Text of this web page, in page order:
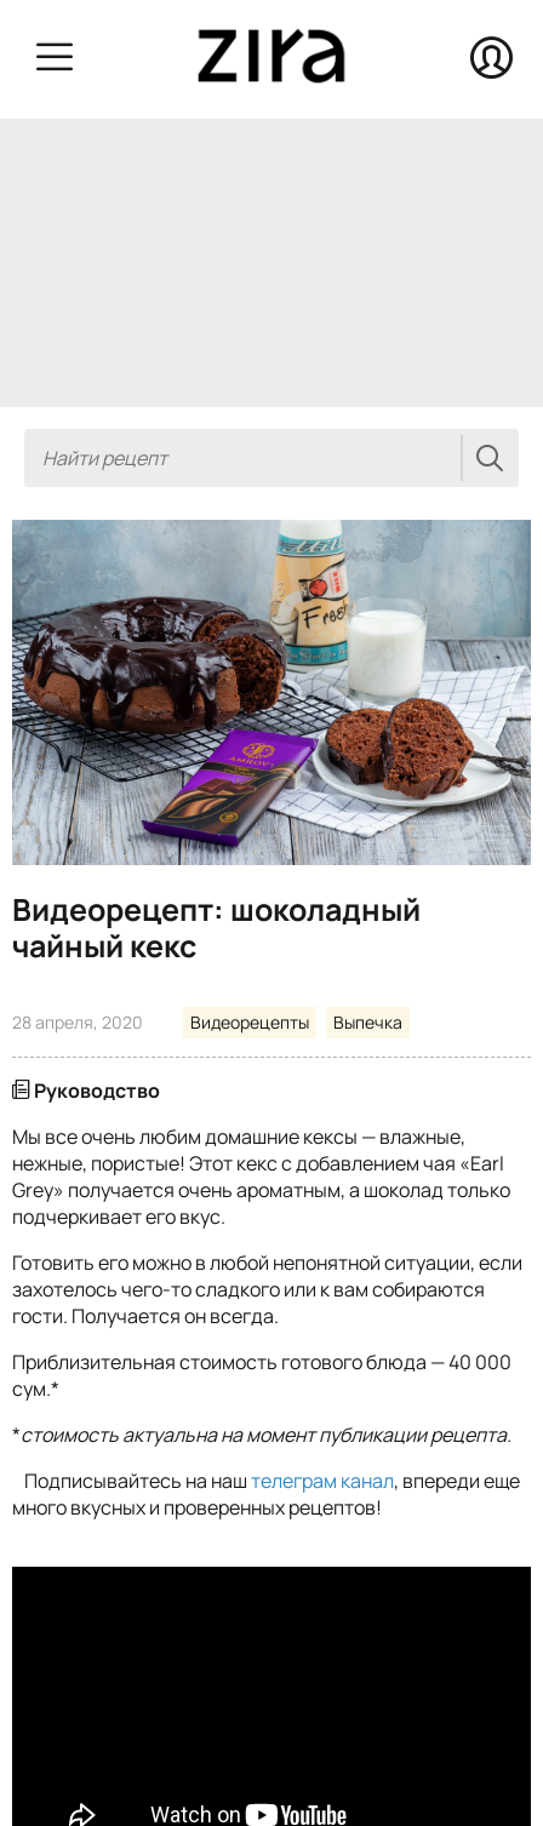
Видеорецепт: шоколадный
чайный кекс
28 апреля, 2020 Видеорецепты Выпечка
Руководство
Мы все очень любим домашние кексы — влажные,
нежные, пористые! Этот кекс с добавлением чая «Earl
Grey» получается очень ароматным, а шоколад только
подчеркивает его вкус.
Готовить его можно в любой непонятной ситуации, если
захотелось чего-то сладкого или к вам собираются
гости. Получается он всегда.
Приблизительная стоимость готового блюда — 40 000
сум.*
*стоимость актуальна на момент публикации рецепта.
Подписывайтесь на наштелеграм канал, впереди еще
много вкусных и проверенных рецептов!